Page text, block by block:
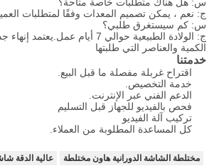
ج: نعم ، يمكن تصميم المعدات وفقًا لمتطلبات
س: كم سيستغرق طلبي؟
ج: الولادة الطبيعية حوالي 7 أيام
الكمية والعناصر التي طلبتها
خدمتنا
اقتراح غربلة مفصلة ما قبل البيع.
خدمة التخصيص.
الدعم الفني عبر الإنترنت.
فحص بالفيديو للجهاز قبل التسليم
تركيب آلة الفيديو
كل المساعدة المطلوبة من العملاء.
مختلطة الشاشة الدورانية هاون مختلطة
عالية الدقة